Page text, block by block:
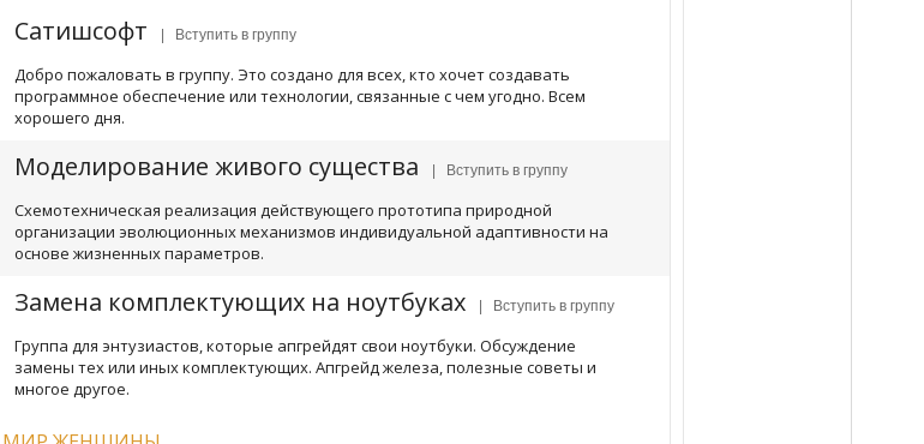
Сатишсофт | Вступить в группу
Добро пожаловать в группу. Это создано для всех, кто хочет создавать
программное обеспечение или технологии, связанные с чем угодно. Всем
хорошего дня.
Моделирование живого существа | Вступить в группу
Схемотехническая реализация действующего прототипа природной
организации эволюционных механизмов индивидуальной адаптивности на
основе жизненных параметров.
Замена комплектующих на ноутбуках | Вступить в группу
Группа для энтузиастов, которые апгрейдят свои ноутбуки. Обсуждение
замены тех или иных комплектующих. Апгрейд железа, полезные советы и
многое другое.